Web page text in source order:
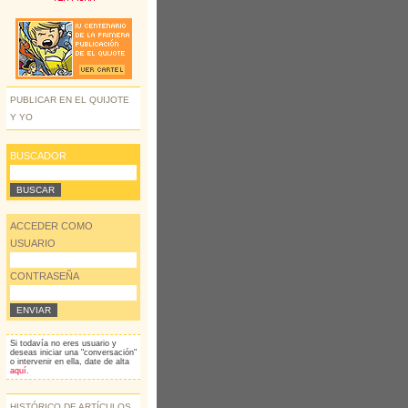
PUBLICAR EN EL QUIJOTE
Y YO
BUSCADOR
ACCEDER COMO
USUARIO
CONTRASEÑA
Si todavía no eres usuario y
deseas iniciar una "conversación"
o intervenir en ella, date de alta
aquí.